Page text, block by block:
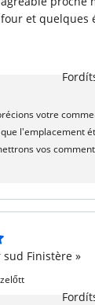
- sheet-
és 1
vége :
és ételeket.
nyitott
:Elérhető a
előtt.
et quelques
l'emplacement
à l'équipe de
Finistère »